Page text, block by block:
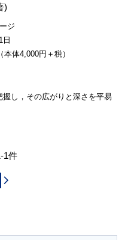
)
ジ
日
本体4,000円＋税）
し，その広がりと深さを平易
1件